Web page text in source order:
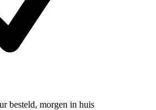
besteld, morgen in huis